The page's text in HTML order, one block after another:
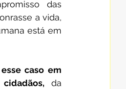
das
a vida,
está em
caso em
da